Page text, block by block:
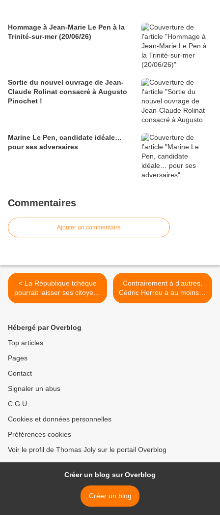
Hommage à Jean-Marie Le Pen à la
Trinité-sur-mer (20/06/26)
Sortie du nouvel ouvrage de Jean-
Claude Rolinat consacré à Augusto
Pinochet !
Marine Le Pen, candidate idéale…
pour ses adversaires
Commentaires
Ajouter un commentaire
< La République tchèque
pourrait laisser ses citoyens
utiliser des armes à feu
Contrairement à d’autres,
Cédric Herrou a au moins le
courage de ses opinions >
Hébergé par Overblog
Top articles
Pages
Contact
Signaler un abus
C.G.U.
Cookies et données personnelles
Préférences cookies
Voir le profil de Thomas Joly sur le portail Overblog
Créer un blog sur Overblog
Créer un blog